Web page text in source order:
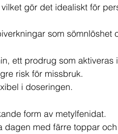
gör det idealiskt för
som sömnlöshet
ett prodrug som aktiveras
risk för missbruk.
i doseringen.
form av metylfenidat.
dagen med färre toppar